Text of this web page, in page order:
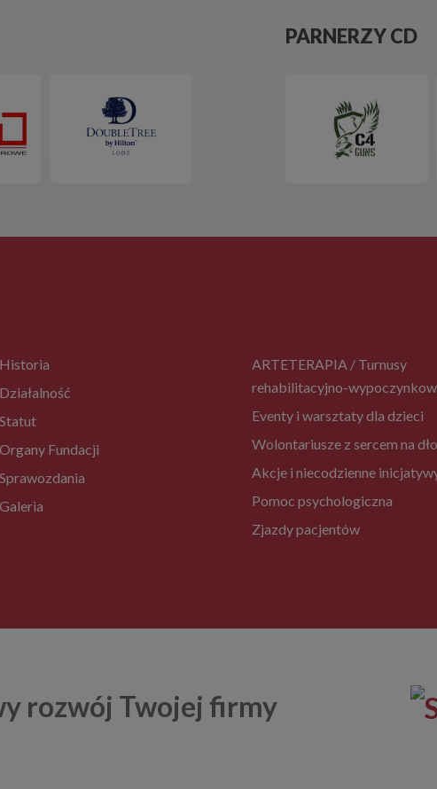
PARNERZY CD
Historia
Działalność
Statut
Organy Fundacji
Sprawozdania
Galeria
ARTETERAPIA / Turnusy
rehabilitacyjno-
Eventy i warsztaty dla dzieci
Wolontariusze z sercem na
Akcje i niecodzienne
Pomoc psychologiczna
Zjazdy pacjentów
rozwój Twojej firmy